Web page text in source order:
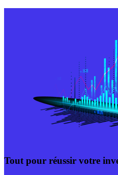
Tout pour réussir votre